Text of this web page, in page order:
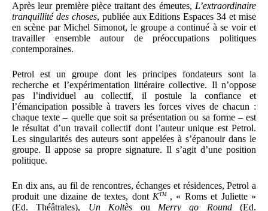
Après leur première pièce traitant des émeutes, L’extraordinaire
tranquillité des choses, publiée aux Editions Espaces 34 et mise
en scène par Michel Simonot, le groupe a continué à se voir et
travailler ensemble autour de préoccupations politiques
contemporaines.
Petrol est un groupe dont les principes fondateurs sont la
recherche et l’expérimentation littéraire collective. Il n’oppose
pas l’individuel au collectif, il postule la confiance et
l’émancipation possible à travers les forces vives de chacun :
chaque texte – quelle que soit sa présentation ou sa forme – est
le résultat d’un travail collectif dont l’auteur unique est Petrol.
Les singularités des auteurs sont appelées à s’épanouir dans le
groupe. Il appose sa propre signature. Il s’agit d’une position
politique.
En dix ans, au fil de rencontres, échanges et résidences, Petrol a
produit une dizaine de textes, dont KTM , « Roms et Juliette »
(Ed. Théâtrales), Un Koltès ou Merry go Round (Ed.